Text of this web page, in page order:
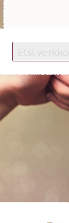
Etkö ole
Luo